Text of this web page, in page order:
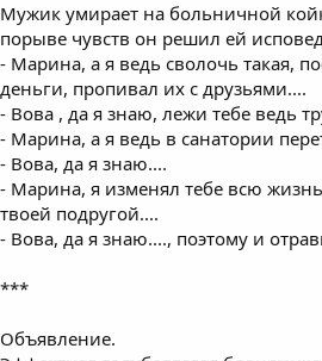
Мужик умирает на больничной
порыве чувств он решил ей
- Марина, а я ведь сволочь такая,
деньги, пропивал их с друзьями....
- Вова , да я знаю, лежи тебе ведь
- Марина, а я ведь в санатории
- Вова, да я знаю....
- Марина, я изменял тебе всю
твоей подругой....
- Вова, да я знаю...., поэтому и
***
Объявление.